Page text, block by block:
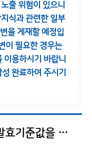
출 위험이 있으니
식과 관련한 일부
을 게재할 예정입
이 필요한 경우는
이용하시기 바랍니
완료하여 주시기
25일 철원은 한파주의보 발효기준값을 충족했습니다.